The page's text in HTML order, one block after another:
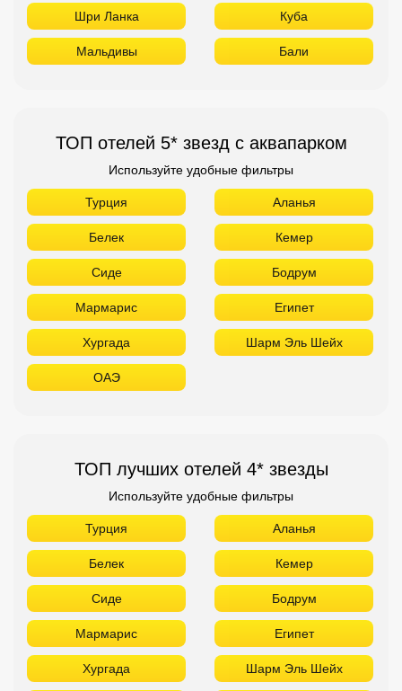
Шри Ланка Куба
Мальдивы Бали
ТОП отелей 5* звезд с аквапарком
Используйте удобные фильтры
Турция Аланья
Белек Кемер
Сиде Бодрум
Мармарис Египет
Хургада Шарм Эль Шейх
ОАЭ
ТОП лучших отелей 4* звезды
Используйте удобные фильтры
Турция Аланья
Белек Кемер
Сиде Бодрум
Мармарис Египет
Хургада Шарм Эль Шейх